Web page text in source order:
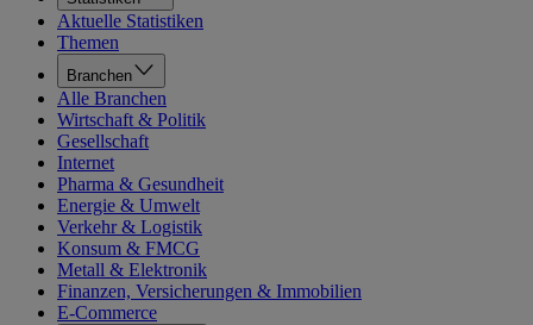
Aktuelle Statistiken
Themen
Branchen
Alle Branchen
Wirtschaft & Politik
Gesellschaft
Internet
Pharma & Gesundheit
Energie & Umwelt
Verkehr & Logistik
Konsum & FMCG
Metall & Elektronik
Finanzen, Versicherungen & Immobilien
E-Commerce